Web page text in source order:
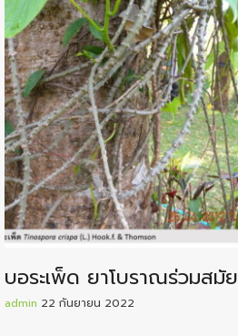
บอระเพ็ด ยาโบราณร่วมสมัย
admin 22 กันยายน 2022